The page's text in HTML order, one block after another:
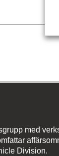
med
Division.